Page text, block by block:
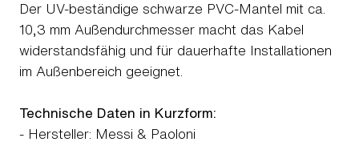
Der UV-beständige schwarze PVC-Mantel mit ca.
10,3 mm Außendurchmesser macht das Kabel
widerstandsfähig und für dauerhafte Installationen
im Außenbereich geeignet.
Technische Daten in Kurzform:
- Hersteller: Messi & Paoloni